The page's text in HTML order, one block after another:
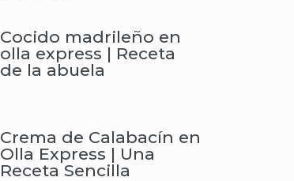
Cocido madrileño en
olla express | Receta
de la abuela
Crema de Calabacín en
Olla Express | Una
Receta Sencilla